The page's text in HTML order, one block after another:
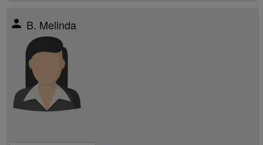
person B. Melinda